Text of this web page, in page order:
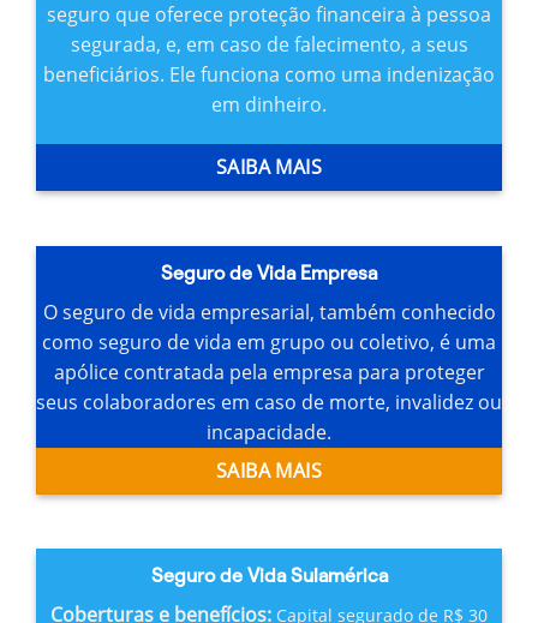
seguro que oferece proteção financeira à pessoa
segurada, e, em caso de falecimento, a seus
beneficiários. Ele funciona como uma indenização
em dinheiro.
SAIBA MAIS
Seguro de Vida Empresa
O seguro de vida empresarial, também conhecido
como seguro de vida em grupo ou coletivo, é uma
apólice contratada pela empresa para proteger
seus colaboradores em caso de morte, invalidez ou
incapacidade.
SAIBA MAIS
Seguro de Vida Sulamérica
Coberturas e benefícios: Capital segurado de R$ 30